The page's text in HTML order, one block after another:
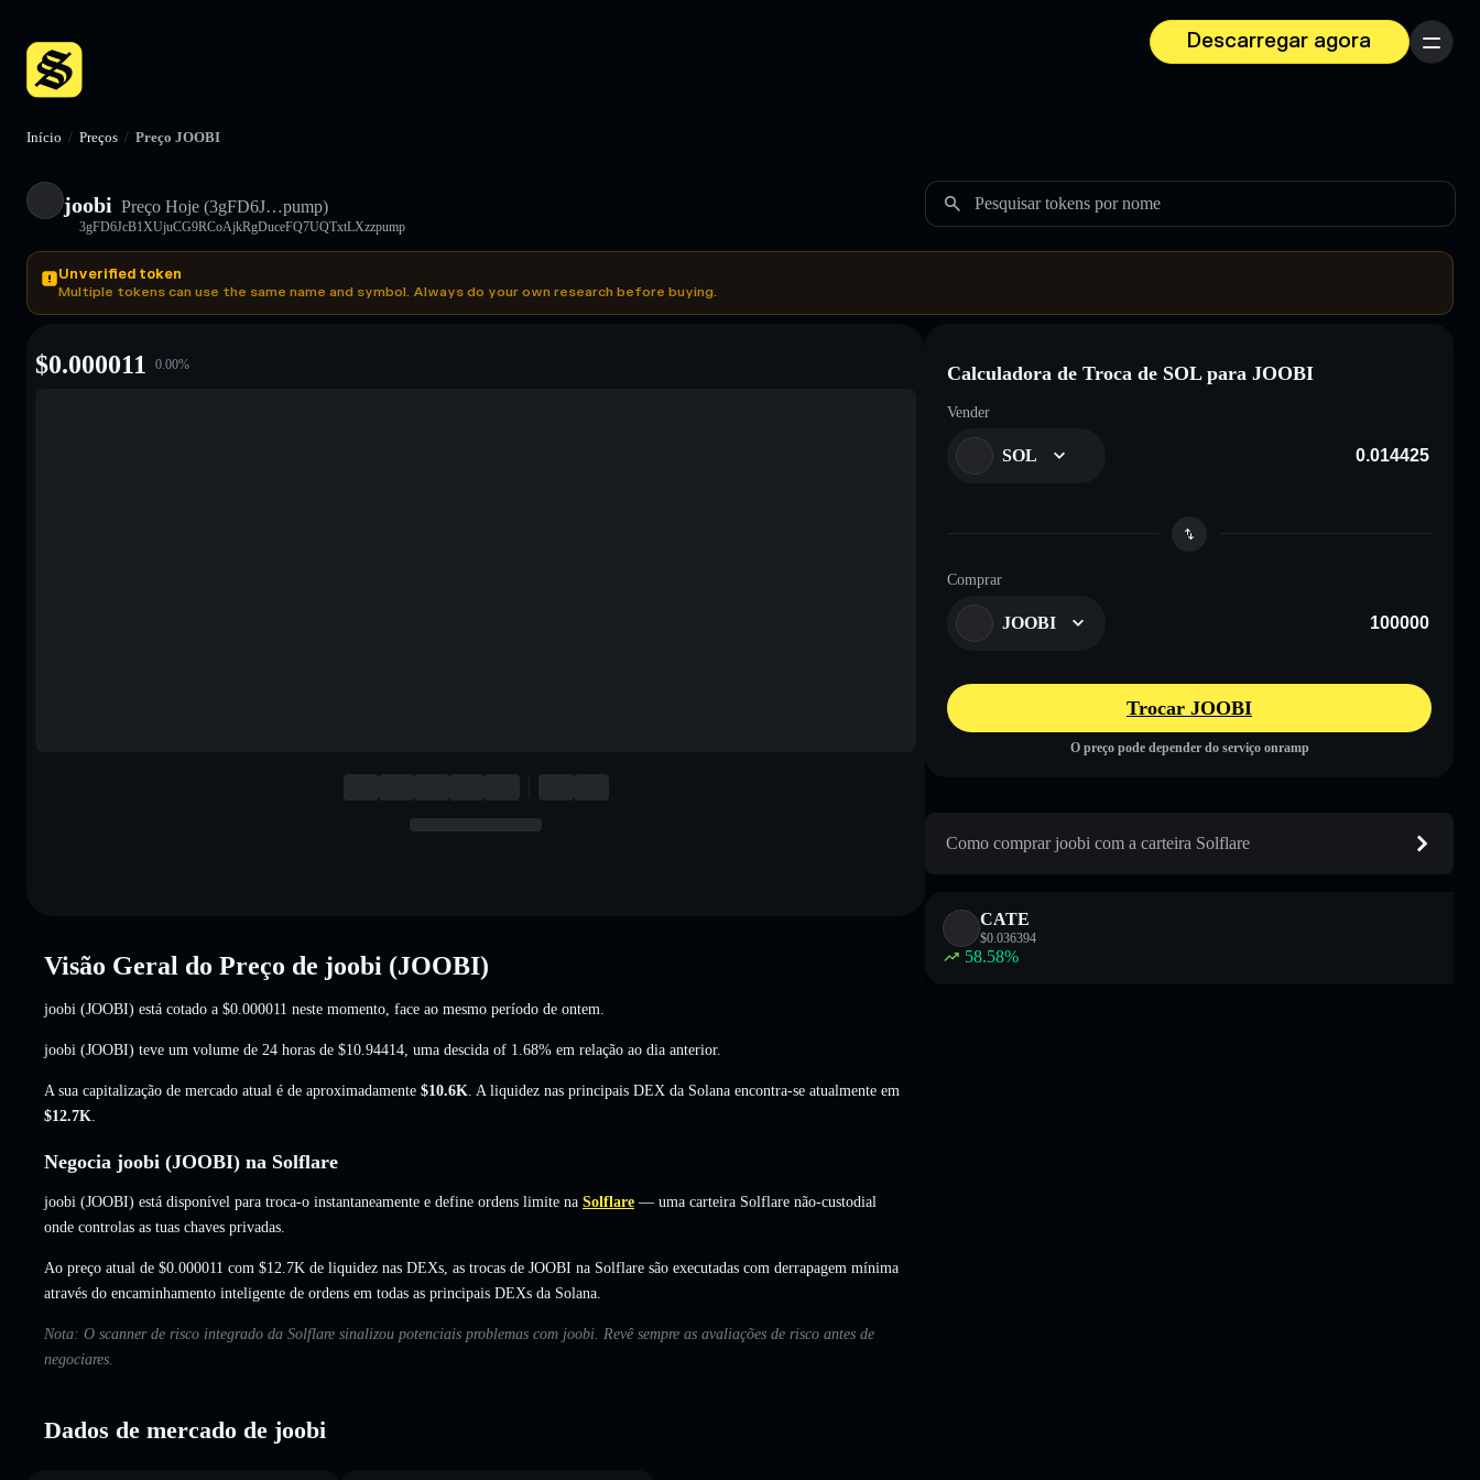
Descarregar agora
Menu
Início / Preços / Preço JOOBI
joobi Preço Hoje (3gFD6J…pump)
3gFD6JcB1XUjuCG9RCoAjkRgDuceFQ7UQTxtLXzzpump
Pesquisar tokens por nome
Unverified token
Multiple tokens can use the same name and symbol. Always do your own research before buying.
$0.000011 0.00%
Visão Geral do Preço de joobi (JOOBI)
joobi (JOOBI) está cotado a $0.000011 neste momento, face ao mesmo período de ontem.
joobi (JOOBI) teve um volume de 24 horas de $10.94414 uma descida of 1.68% em relação ao dia anterior.
A sua capitalização de mercado atual é de aproximadamente $10.6K . A liquidez nas principais DEX da Solana encontra-se atualmente em
$12.7K
Negocia joobi (JOOBI) na Solflare
joobi (JOOBI) está disponível para troca-o instantaneamente e define ordens limite na Solflare — uma carteira Solflare não-custodial
onde controlas as tuas chaves privadas.
Ao preço atual de $0.000011 com $12.7K de liquidez nas DEXs, as trocas de JOOBI na Solflare são executadas com derrapagem mínima
através do encaminhamento inteligente de ordens em todas as principais DEXs da Solana.
Nota: O scanner de risco integrado da Solflare sinalizou potenciais problemas com joobi. Revê sempre as avaliações de risco antes de
negociares.
Dados de mercado de joobi
Calculadora de Troca de SOL para JOOBI
Vender
SOL
Comprar
JOOBI
Trocar JOOBI
O preço pode depender do serviço onramp
Como comprar joobi com a carteira Solflare
CATE
$0.036394
58.58%